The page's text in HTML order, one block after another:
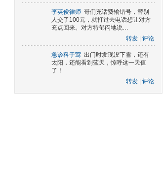
李英俊律师 哥们充话费输错号，替别
人交了100元，就打过去电话想让对方
充点回来。对方特郁闷地说…
转发
评论
急诊科于莺 出门时发现没下雪，还有
太阳，还能看到蓝天，惊呼这一天值
了！
转发
评论